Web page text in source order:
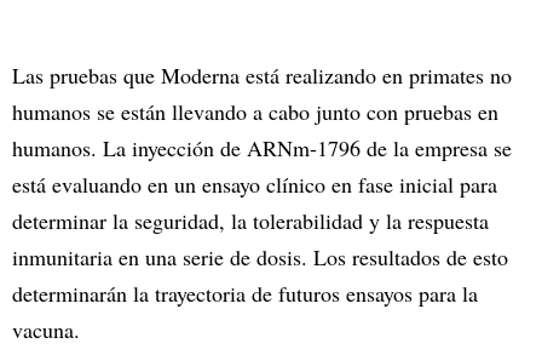
Las pruebas que Moderna está realizando en primates no
humanos se están llevando a cabo junto con pruebas en
humanos. La inyección de ARNm-1796 de la empresa se
está evaluando en un ensayo clínico en fase inicial para
determinar la seguridad, la tolerabilidad y la respuesta
inmunitaria en una serie de dosis. Los resultados de esto
determinarán la trayectoria de futuros ensayos para la
vacuna.